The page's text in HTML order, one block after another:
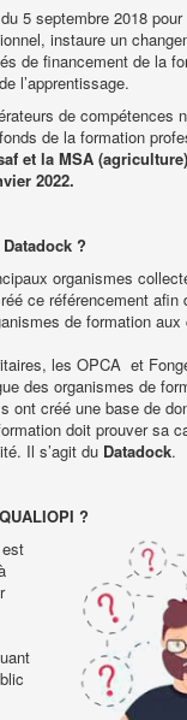
5 septembre 2018
instaure un
de financement de la
l’apprentissage.
de compétences
de la formation
et la MSA
2022.
?
organismes
ce référencement afin
de formation
les OPCA et
des organismes de
ont créé une base de
doit prouver sa
Il s’agit du Datadock.
?